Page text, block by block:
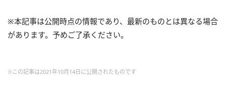
※本記事は公開時点の情報であり、最新のものとは異なる場合
があります。予めご了承ください。
※この記事は2021年10月14日に公開されたものです